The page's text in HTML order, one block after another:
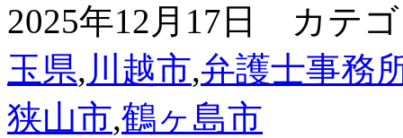
2025年12月17日 カテ
玉県, 川越市,弁護士事務
狭山市,鶴ヶ島市